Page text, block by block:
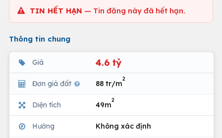
TIN HẾT HẠN — Tin đăng này đã hết hạn.
Thông tin chung
Giá 4.6 tỷ
Đơn giá đất 88 tr/m
2
Diện tích 49m
2
Hướng Không xác định